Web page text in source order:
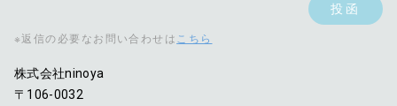
※返信の必要なお問い合わせは こちら
株式会社ninoya
〒106-0032